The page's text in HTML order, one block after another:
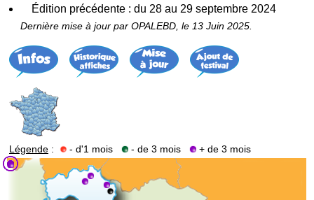
Édition précédente : du 28 au 29 septembre 2024
Dernière mise à jour par OPALEBD, le 13 Juin 2025.
Légende : - d'1 mois - de 3 mois + de 3 mois